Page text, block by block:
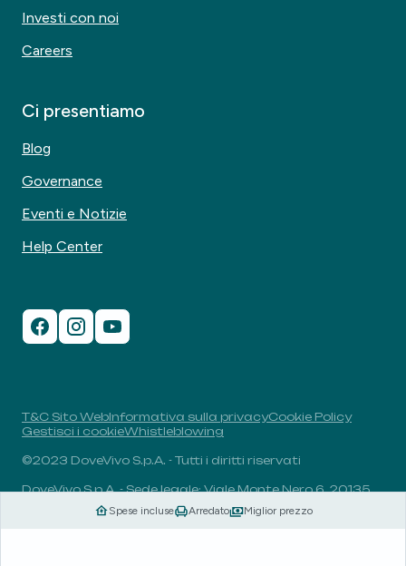
Spese incluse Arredato Miglior prezzo
Investi con noi
Careers
Ci presentiamo
Blog
Governance
Eventi e Notizie
Help Center
T&C Sito WebInformativa sulla privacyCookie Policy
Gestisci i cookieWhistleblowing
©2023 DoveVivo S.p.A. - Tutti i diritti riservati
DoveVivo S.p.A. - Sede legale: Viale Monte Nero 6, 20135,
Milano, Italia - P.I.: 00406960732 - R.E.A.: MI-1838078 -
Capitale sociale: 1.829.649,81 euro i.v.